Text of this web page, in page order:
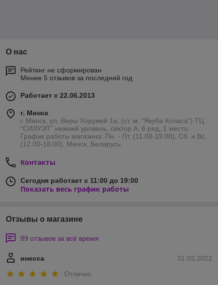
О нас
Рейтинг не сформирован
Менее 5 отзывов за последний год
Работает с 22.06.2013
г. Минск
г. Минск, ул. Веры Хоружей 1а, (ст. м. "Якуба Коласа") ТЦ
"СИЛУЭТ" нижний уровень, сектор А, 6 ряд, 1 место.
График работы магазина: Пн. - Пт. (11.00-19.00), Сб. и Вс.
(12.00-18.00), Минск, Беларусь
Контакты
Сегодня работает с 11:00 до 19:00
Показать весь график работы
Отзывы о магазине
89 отзывов за всё время
31.03.2022
инесса
Отлично